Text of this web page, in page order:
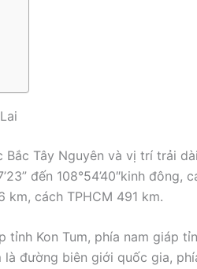
Bắc Tây Nguyên và vị trí trải
đến 108°54’40″kinh đông,
km, cách TPHCM 491 km.
tỉnh Kon Tum, phía nam giáp
đường biên giới quốc gia,